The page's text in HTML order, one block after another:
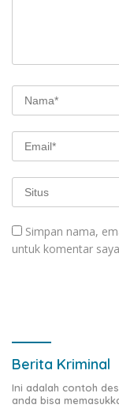
Simpan nama,
untuk komentar
Berita Kriminal
Ini adalah contoh
anda bisa